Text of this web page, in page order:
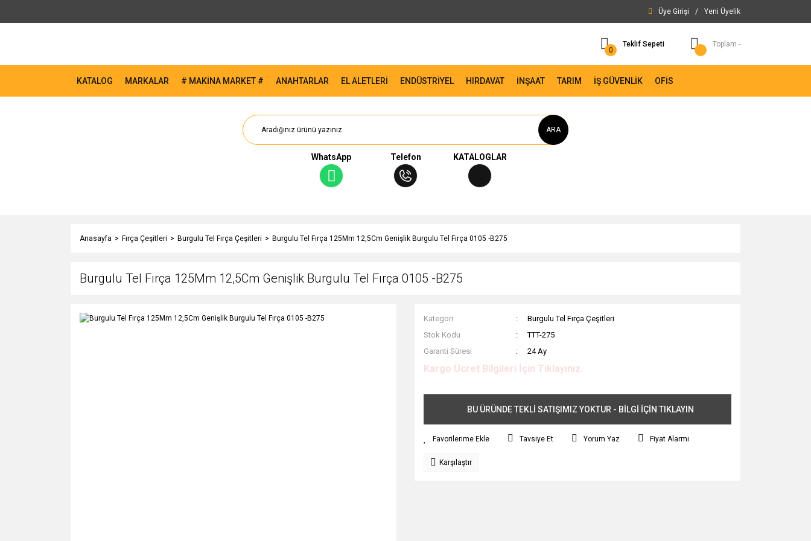
Üye Girişi / Yeni Üyelik
0
Teklif Sepeti Toplam -
KATALOG MARKALAR # MAKİNA MARKET # ANAHTARLAR EL ALETLERİ ENDÜSTRİYEL HIRDAVAT İNŞAAT TARIM İŞ GÜVENLİK OFİS
ARA
WhatsApp Telefon KATALOGLAR
Anasayfa Fırça Çeşitleri Burgulu Tel Fırça Çeşitleri Burgulu Tel Fırça 125Mm 12,5Cm Genişlik Burgulu Tel Fırça 0105 -B275
Burgulu Tel Fırça 125Mm 12,5Cm Genişlik Burgulu Tel Fırça 0105 -B275
Kategori
Burgulu Tel Fırça Çeşitleri
Stok Kodu
TTT-275
Garanti Süresi
24 Ay
Kargo Ücret Bilgileri İçin Tıklayınız.
BU ÜRÜNDE TEKLİ SATIŞIMIZ YOKTUR - BİLGİ İÇİN TIKLAYIN
Tavsiye Et Yorum Yaz Fiyat Alarmı
Karşılaştır